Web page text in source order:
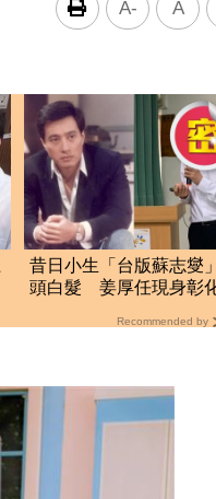
A- A
昔日小生「台版蘇志燮
頭白髮 姜厚任現身彰
Recommended by